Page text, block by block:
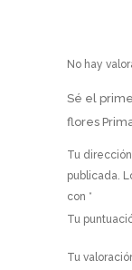
No hay
Sé el
flores
Tu
publicada.
con *
Tu
Tu